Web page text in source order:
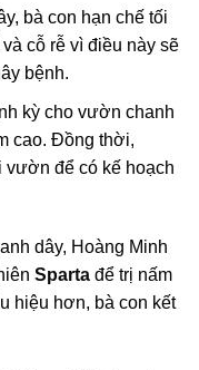
bà con hạn chế tối
cỗ rễ vì điều này sẽ
bệnh.
kỳ cho vườn chanh
cao. Đồng thời,
vườn để có kế hoạch
dây, Hoàng Minh
Sparta để trị nấm
hiệu hơn, bà con kết